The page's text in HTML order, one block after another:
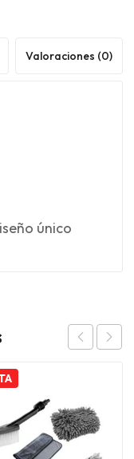
Valoraciones (0)
único